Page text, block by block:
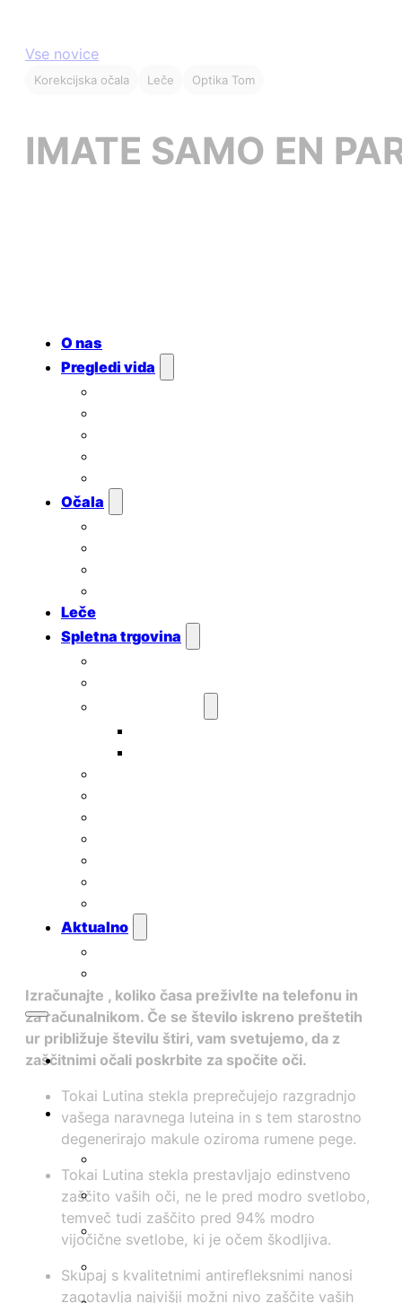
O nas
Pregledi vida
Očala
Leče
Spletna trgovina
Aktualno
Vse novice
Korekcijska očala Leče Optika Tom
IMATE SAMO EN
Izračunajte , koliko časa preživIte na telefonu in
za računalnikom. Če se število iskreno preštetih
ur približuje številu štiri, vam svetujemo, da z
zaščitnimi očali poskrbite za spočite oči.
Tokai Lutina stekla preprečujejo razgradnjo
vašega naravnega luteina in s tem starostno
degenerirajo makule oziroma rumene pege.
Tokai Lutina stekla prestavljajo edinstveno
zaščito vaših oči, ne le pred modro svetlobo,
temveč tudi zaščito pred 94% modro
vijočične svetlobe, ki je očem škodljiva.
Skupaj s kvalitetnimi antirefleksnimi nanosi
zagotavlja najvišji možni nivo zaščite vaših